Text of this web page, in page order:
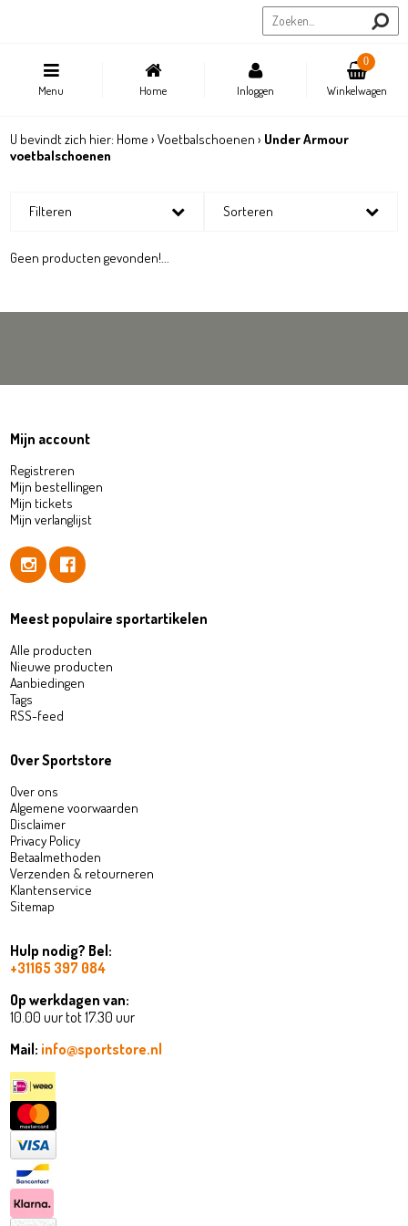
Menu Home Inloggen Winkelwagen
0
U bevindt zich hier: Home ›Voetbalschoenen › Under Armour
voetbalschoenen
Filteren Sorteren
Geen producten gevonden!...
Mijn account
Registreren
Mijn bestellingen
Mijn tickets
Mijn verlanglijst
Meest populaire sportartikelen
Alle producten
Nieuwe producten
Aanbiedingen
Tags
RSS-feed
Over Sportstore
Over ons
Algemene voorwaarden
Disclaimer
Privacy Policy
Betaalmethoden
Verzenden & retourneren
Klantenservice
Sitemap
Hulp nodig? Bel:
+31165 397 084
Op werkdagen van:
10.00 uur tot 17.30 uur
Mail: info@sportstore.nl